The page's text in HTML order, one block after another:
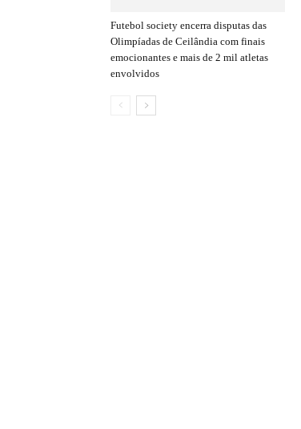
Futebol society encerra disputas das
Olimpíadas de Ceilândia com finais
emocionantes e mais de 2 mil atletas
envolvidos